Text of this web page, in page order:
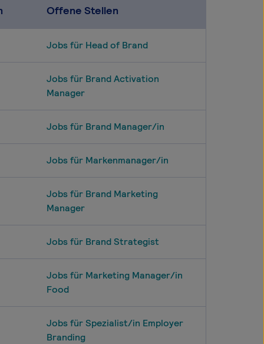
Offene Stellen
Jobs für Head of Brand
Jobs für Brand Activation
Manager
Jobs für Brand Manager/in
Jobs für Markenmanager/in
Jobs für Brand Marketing
Manager
Jobs für Brand Strategist
Jobs für Marketing Manager/in
Food
Jobs für Spezialist/in Employer
Branding